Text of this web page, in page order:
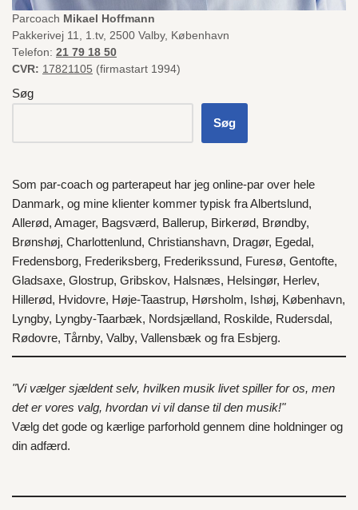
Parcoach Mikael Hoffmann
Pakkerivej 11, 1.tv, 2500 Valby, København
Telefon: 21 79 18 50
CVR: 17821105 (firmastart 1994)
Søg
Søg
Som par-coach og parterapeut har jeg online-par over hele
Danmark, og mine klienter kommer typisk fraAlbertslund,
Allerød, Amager, Bagsværd, Ballerup, Birkerød, Brøndby,
Brønshøj, Charlottenlund, Christianshavn, Dragør, Egedal,
Fredensborg, Frederiksberg, Frederikssund, Furesø, Gentofte,
Gladsaxe, Glostrup, Gribskov, Halsnæs, Helsingør, Herlev,
Hillerød, Hvidovre, Høje-Taastrup, Hørsholm, Ishøj, København,
Lyngby, Lyngby-Taarbæk, Nordsjælland, Roskilde, Rudersdal,
Rødovre, Tårnby, Valby, Vallensbæk og fra Esbjerg.
"Vi vælger sjældent selv, hvilken musik livet spiller for os, men
det er vores valg, hvordan vi vil danse til den musik!"
Vælg det gode og kærlige parforhold gennem dine holdninger og
din adfærd.